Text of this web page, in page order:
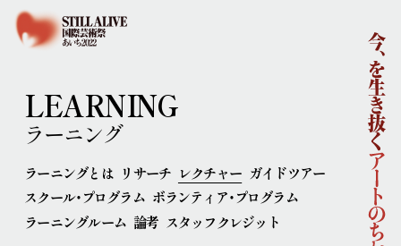
国際芸術祭「あいち2022」企画概要
企画体制
協賛
ニュース
イベント
アーティスト
ラーニング
連携事業
LEARNING
ラーニング
ラーニングとは リサーチ レクチャー ガイドツアー
スクール・プログラム ボランティア・プログラム
ラーニングルーム 論考 スタッフクレジット